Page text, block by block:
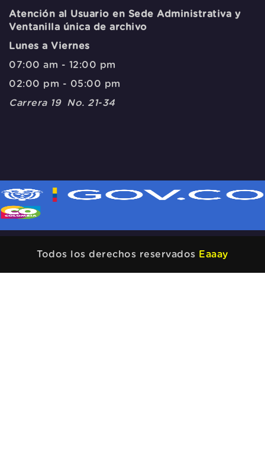
Atención al Usuario en Sede Administrativa y
Ventanilla única de archivo
Lunes a Viernes
07:00 am - 12:00 pm
02:00 pm - 05:00 pm
Carrera 19 No. 21-34
Todos los derechos reservados Eaaay